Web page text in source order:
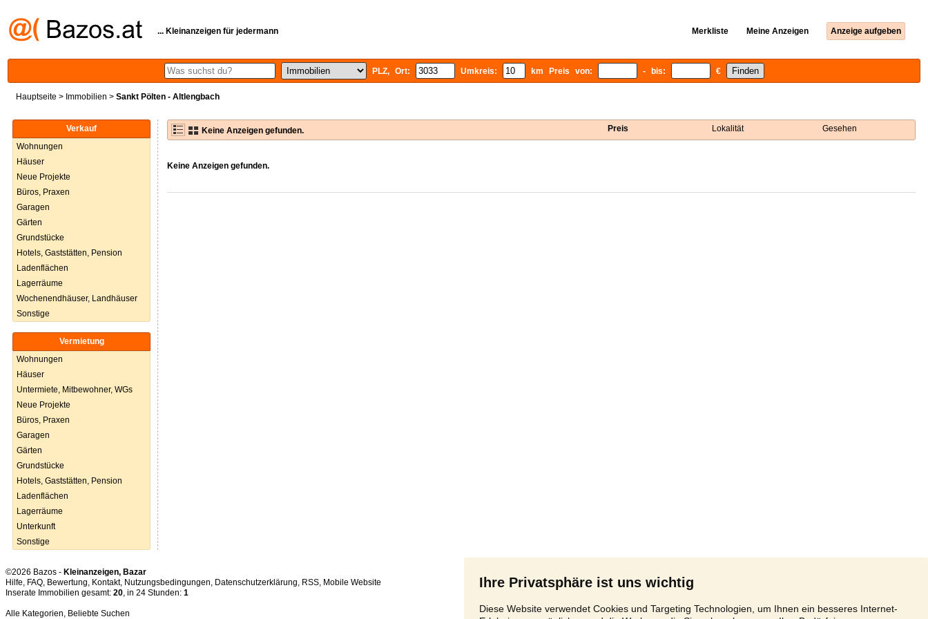
Ihre Privatsphäre ist uns wichtig
Diese Website verwendet Cookies und Targeting Technologien, um Ihnen ein besseres Internet-
... Kleinanzeigen für jedermann Merkliste Meine Anzeigen Anzeige aufgeben
PLZ, Ort: Umkreis: km Preis von: - bis: €
Hauptseite > Immobilien > Sankt Pölten - Altlengbach
Verkauf
Wohnungen
Häuser
Neue Projekte
Büros, Praxen
Garagen
Gärten
Grundstücke
Hotels, Gaststätten, Pension
Ladenflächen
Lagerräume
Wochenendhäuser, Landhäuser
Sonstige
Vermietung
Wohnungen
Häuser
Untermiete, Mitbewohner, WGs
Neue Projekte
Büros, Praxen
Garagen
Gärten
Grundstücke
Hotels, Gaststätten, Pension
Ladenflächen
Lagerräume
Unterkunft
Sonstige
Keine Anzeigen gefunden. Preis Lokalität Gesehen
Keine Anzeigen gefunden.
©2026 Bazos - Kleinanzeigen, Bazar
Hilfe, FAQ, Bewertung, Kontakt, Nutzungsbedingungen, Datenschutzerklärung, RSS,
Inserate Immobilien gesamt: 20, in 24 Stunden: 1
Alle Kategorien, Beliebte Suchen